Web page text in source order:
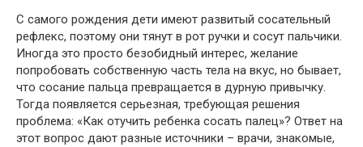
С самого рождения дети имеют развитый сосательный
рефлекс, поэтому они тянут в рот ручки и сосут пальчики.
Иногда это просто безобидный интерес, желание
попробовать собственную часть тела на вкус, но бывает,
что сосание пальца превращается в дурную привычку.
Тогда появляется серьезная, требующая решения
проблема: «Как отучить ребенка сосать палец»? Ответ на
этот вопрос дают разные источники – врачи, знакомые,